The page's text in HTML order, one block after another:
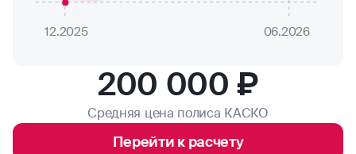
12.2025 06.2026
200 000 ₽
Средняя цена полиса КАСКО
Перейти к расчету